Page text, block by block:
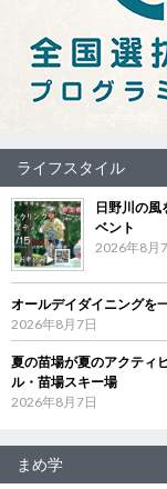
ライフスタイル
日野川の
ベント
2026年8月
オールデイダイニングを
2026年8月7日
夏の苗場が夏のアクティ
ル・苗場スキー場
2026年8月7日
まめ学